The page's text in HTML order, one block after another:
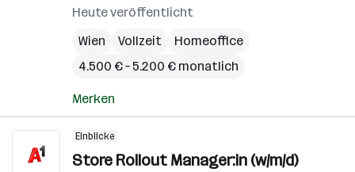
Heute veröffentlicht
Wien
Vollzeit
Homeoffice
4.500 € – 5.200 € monatlich
Merken
Einblicke
Store Rollout Manager:in (w/m/d)